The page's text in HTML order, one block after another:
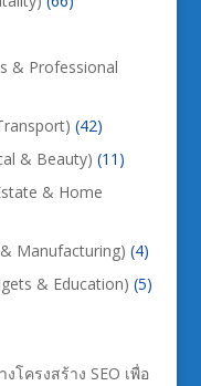
& Professional
(42)
& Beauty) (11)
& Home
Manufacturing) (4)
& Education) (5)
โครงสร้าง SEO เพื่อ